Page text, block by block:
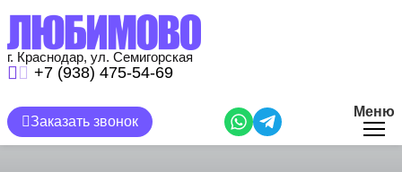
основному
содержанию
г. Краснодар, ул. Семигорская
+7 (938) 475-54-69
Заказать звонок
Меню